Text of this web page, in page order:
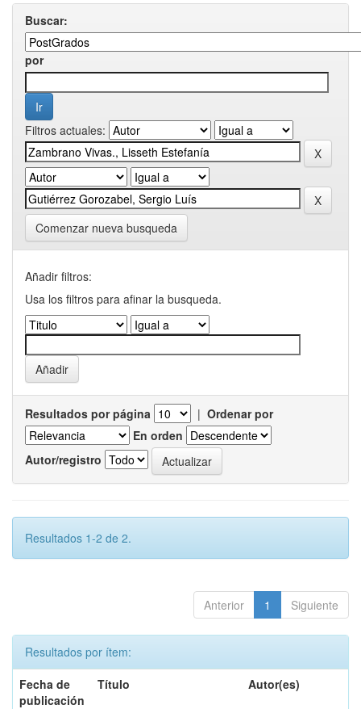
Buscar:
por
Filtros actuales:
Comenzar nueva busqueda
Añadir filtros:
Usa los filtros para afinar la busqueda.
Resultados por página | Ordenar por
En orden
Autor/registro
Resultados 1-2 de 2.
Anterior 1 Siguiente
Resultados por ítem:
Fecha de
publicación
Título Autor(es)